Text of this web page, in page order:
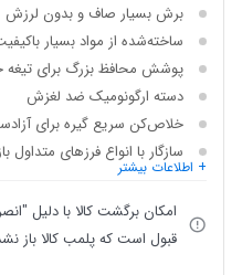
برش بسیار صاف و بدون لرزش
ساخته‌شده از مواد بسیار
پوشش محافظ بزرگ برای تیغه
دسته ارگونومیک ضد لغزش
خلاص‌کن سریع گیره برای
سازگار با انواع فرزهای متداول بازار (100، 115، 125
+ اطلاعات بیشتر
امکان برگشت کالا با دلیل
قبول است که پلمب کالا باز